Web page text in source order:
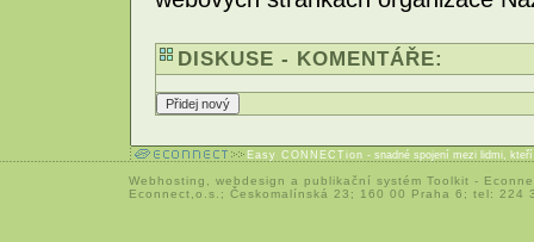
DISKUSE - KOMENTÁŘE:
Easy CONNECTion - snadné spojení mezi lidmi,
Webhosting webdesign a publikační systém Toolkit -
Econnect,o.s.; Českomalínská 23; 160 00 Praha 6; tel: 224